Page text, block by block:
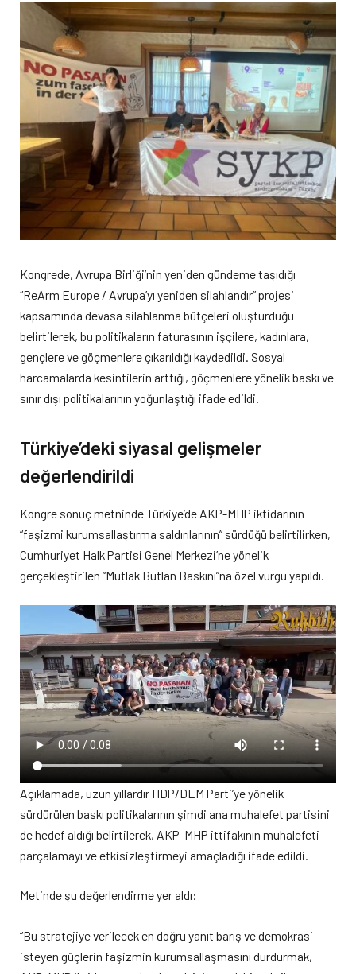
Kongrede, Avrupa Birliği’nin yeniden gündeme taşıdığı
“ReArm Europe / Avrupa’yı yeniden silahlandır” projesi
kapsamında devasa silahlanma bütçeleri oluşturduğu
belirtilerek, bu politikaların faturasının işçilere, kadınlara,
gençlere ve göçmenlere çıkarıldığı kaydedildi. Sosyal
harcamalarda kesintilerin arttığı, göçmenlere yönelik baskı ve
sınır dışı politikalarının yoğunlaştığı ifade edildi.
Türkiye’deki siyasal gelişmeler
değerlendirildi
Kongre sonuç metninde Türkiye’de AKP-MHP iktidarının
“faşizmi kurumsallaştırma saldırılarının” sürdüğü belirtilirken,
Cumhuriyet Halk Partisi Genel Merkezi’ne yönelik
gerçekleştirilen “Mutlak Butlan Baskını”na özel vurgu yapıldı.
Açıklamada, uzun yıllardır HDP/DEM Parti’ye yönelik
sürdürülen baskı politikalarının şimdi ana muhalefet partisini
de hedef aldığı belirtilerek, AKP-MHP ittifakının muhalefeti
parçalamayı ve etkisizleştirmeyi amaçladığı ifade edildi.
Metinde şu değerlendirme yer aldı:
“Bu stratejiye verilecek en doğru yanıt barış ve demokrasi
isteyen güçlerin faşizmin kurumsallaşmasını durdurmak,